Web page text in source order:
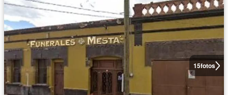
15fotos